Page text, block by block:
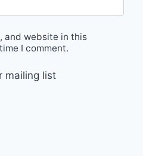
and website in this
I comment.
mailing list